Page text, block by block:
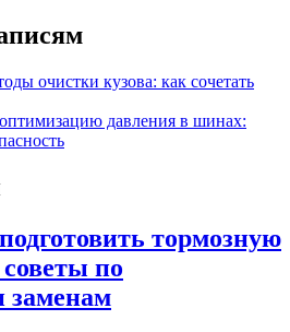
очистки кузова: как сочетать
давления в шинах:
тормозную
по
заменам